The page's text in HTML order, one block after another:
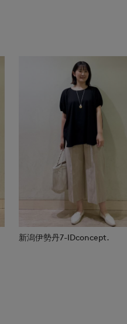
新潟伊勢丹7-IDconcept.